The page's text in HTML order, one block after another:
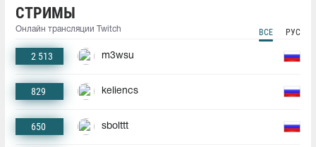
СТРИМЫ
Онлайн трансляции Twitch ВСЕ РУС
2 513 m3wsu
829 keliencs
650 sbolttt